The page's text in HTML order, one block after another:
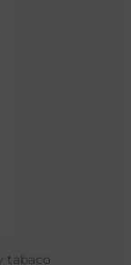
tabaco